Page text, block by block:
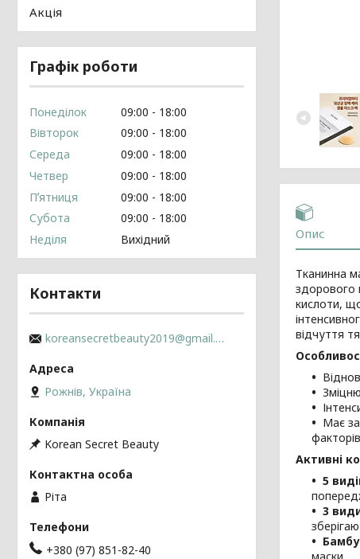
Опис
Тканинна
здорового
кислоти,
відчуття
Має
Активні
5
3
Акція
Графік роботи
Понеділок 09:00
18:00
Вівторок
09:00
18:00
Середа
09:00
18:00
Четвер
09:00
18:00
Пʼятниця
09:00
18:00
Субота
09:00
18:00
Неділя
Вихідний
Контакти
koreansecretbeauty2019@gmail.com
Рожнів, Україна
Korean Secret Beauty
Ріта
+380 (97) 851-82-40